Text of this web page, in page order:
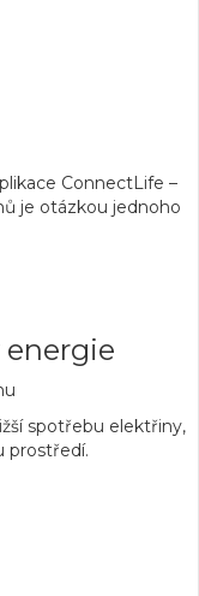
ConnectLife –
je otázkou jednoho
spotřebu elektřiny,
prostředí.